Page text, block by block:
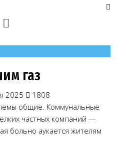
газ
2025
1808
общие. Коммунальные
частных компаний —
больно аукается жителям